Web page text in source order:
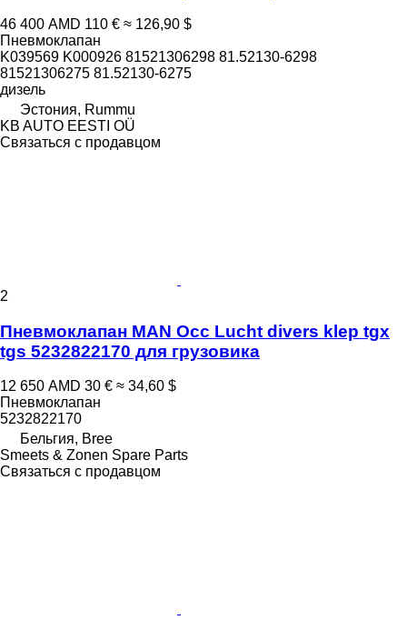
46 400 AMD 110 € ≈ 126,90 $
Пневмоклапан
K039569 K000926 81521306298 81.52130-6298
81521306275 81.52130-6275
дизель
Эстония, Rummu
KB AUTO EESTI OÜ
Связаться с продавцом
2
Пневмоклапан MAN Occ Lucht divers klep tgx
tgs 5232822170 для грузовика
12 650 AMD 30 € ≈ 34,60 $
Пневмоклапан
5232822170
Бельгия, Bree
Smeets & Zonen Spare Parts
Связаться с продавцом